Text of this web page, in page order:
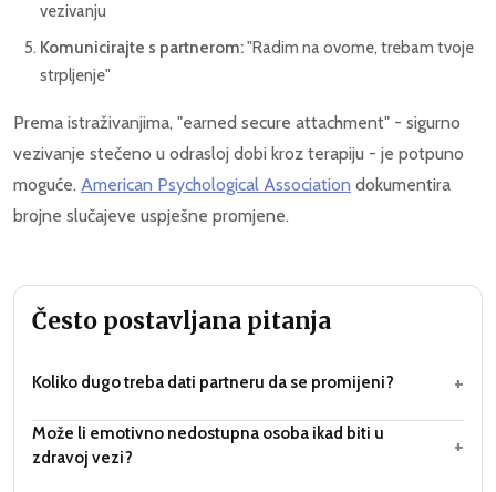
vezivanju
Komunicirajte s partnerom:"Radim na ovome, trebam tvoje
strpljenje"
Prema istraživanjima, "earned secure attachment" - sigurno
vezivanje stečeno u odrasloj dobi kroz terapiju - je potpuno
moguće. American Psychological Association dokumentira
brojne slučajeve uspješne promjene.
Često postavljana pitanja
Koliko dugo treba dati partneru da se promijeni? +
Može li emotivno nedostupna osoba ikad biti u
zdravoj vezi?
+